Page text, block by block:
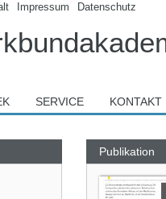
Impressum Datenschutz
SERVICE KONTAKT
Publikation